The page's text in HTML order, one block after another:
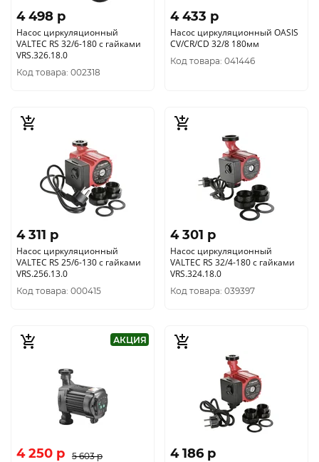
4 498 p
Насос циркуляционный
VALTEC RS 32/6-180 с гайками
VRS.326.18.0
Код товара: 002318
4 433 p
Насос циркуляционный OASIS
CV/CR/CD 32/8 180мм
Код товара: 041446
4 311 p
Насос циркуляционный
VALTEC RS 25/6-130 с гайками
VRS.256.13.0
Код товара: 000415
4 301 p
Насос циркуляционный
VALTEC RS 32/4-180 с гайками
VRS.324.18.0
Код товара: 039397
АКЦИЯ
4 250 p 5 603 p 4 186 p